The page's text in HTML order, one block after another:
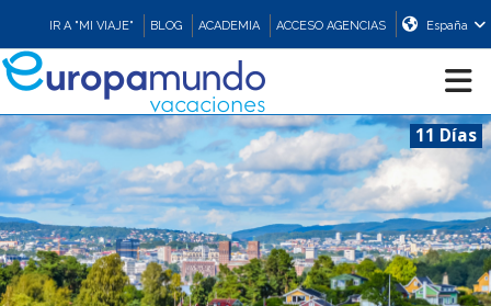
IR A "MI VIAJE" BLOG ACADEMIA ACCESO AGENCIAS España
CRUCEROS
EUROPA
ASIA
11 Días